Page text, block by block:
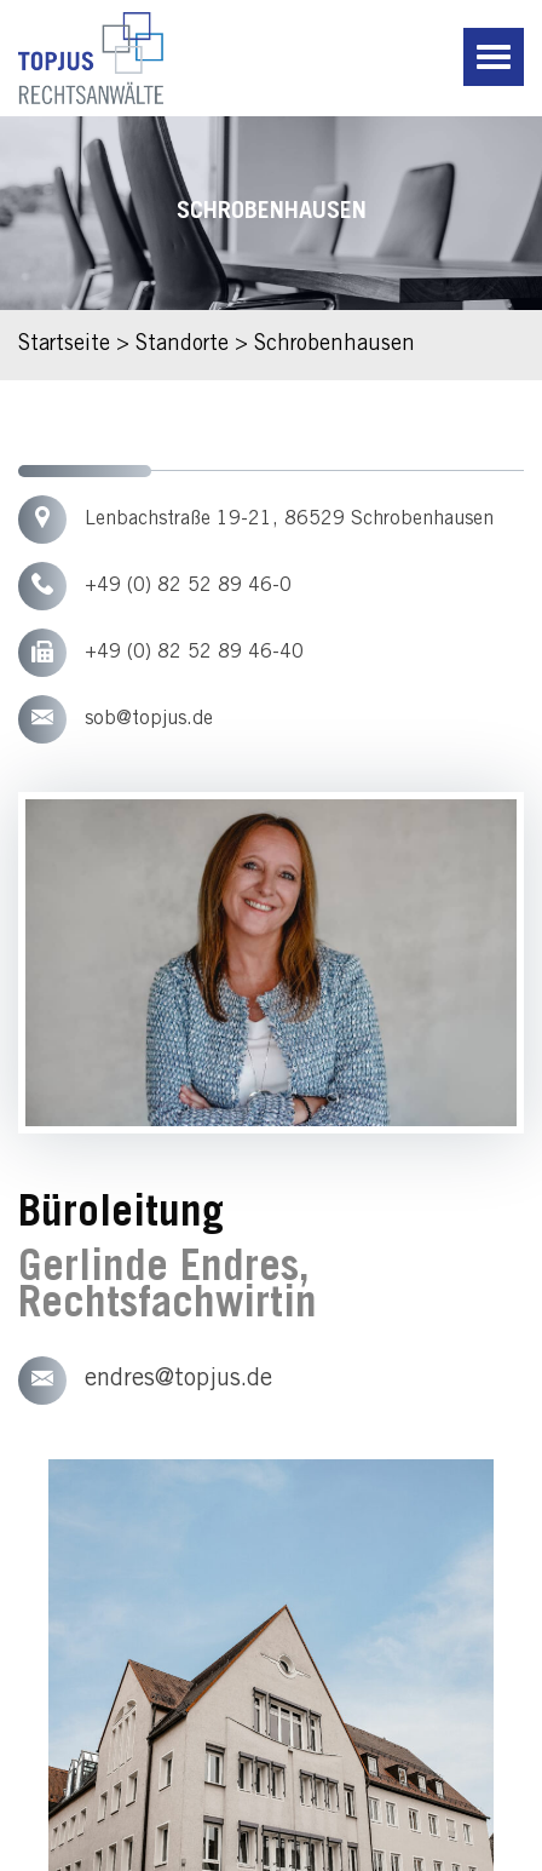
SCHROBENHAUSEN
Startseite > Standorte > Schrobenhausen
Lenbachstraße 19-21, 86529 Schrobenhausen
+49 (0) 82 52 89 46-0
+49 (0) 82 52 89 46-40
sob@topjus.de
Büroleitung
Gerlinde Endres,
Rechtsfachwirtin
endres@topjus.de